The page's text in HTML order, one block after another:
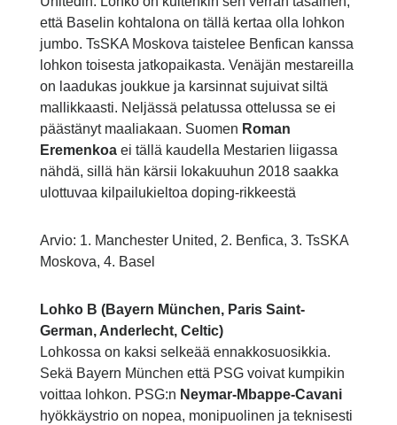
että Baselin kohtalona on tällä kertaa olla lohkon
jumbo. TsSKA Moskova taistelee Benfican kanssa
lohkon toisesta jatkopaikasta. Venäjän mestareilla
on laadukas joukkue ja karsinnat sujuivat siltä
mallikkaasti. Neljässä pelatussa ottelussa se ei
päästänyt maaliakaan. Suomen Roman
Eremenkoa ei tällä kaudella Mestarien liigassa
nähdä, sillä hän kärsii lokakuuhun 2018 saakka
ulottuvaa kilpailukieltoa doping-rikkeestä
Arvio: 1. Manchester United, 2. Benfica, 3. TsSKA
Moskova, 4. Basel
Lohko B (Bayern München, Paris Saint-
German, Anderlecht, Celtic)
Lohkossa on kaksi selkeää ennakkosuosikkia.
Sekä Bayern München että PSG voivat kumpikin
voittaa lohkon. PSG:n Neymar-Mbappe-Cavani
hyökkäystrio on nopea, monipuolinen ja teknisesti